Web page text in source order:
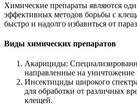
Химические препараты являются
эффективных методов борьбы с
быстро и надолго избавиться от
Виды химических препаратов
Акарициды:
направленные на уничтожение
Инсектициды широкого
для обработки от различных
клещей.